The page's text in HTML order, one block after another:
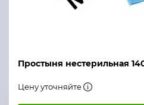
Простыня нестерильная
Цену уточняйте